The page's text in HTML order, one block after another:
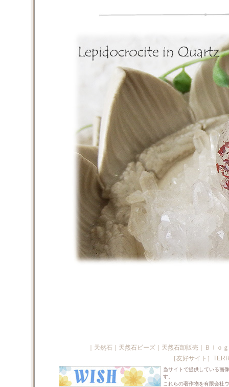
天然石 天然石ビーズ 天然石卸販売
Ｂｌｏｇ
［友好サイト］
当サイトで提供している画
す。
これらの著作物を有限会社